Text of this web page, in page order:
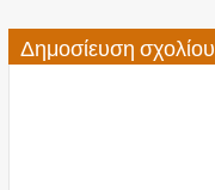
Δημοσίευση σχολίου